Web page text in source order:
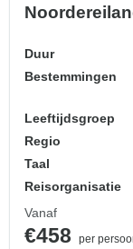
Duur
Bestemmingen
Leeftijdsgroep
Regio
Taal
Reisorganisatie
Vanaf
€458
per